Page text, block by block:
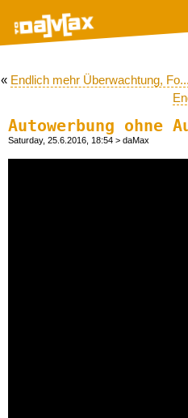
« Endlich mehr Überwachtung, Fo...
Autowerbung ohne
Saturday, 25.6.2016, 18:54 > daMax